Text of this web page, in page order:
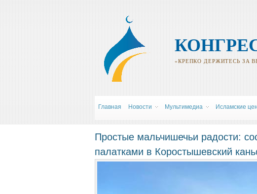
«КРЕПКО ДЕРЖИТЕСЬ ЗА
Главная Новости Мультимедиа Исламские
Простые мальчишечьи радости:
палатками в Коростышевский